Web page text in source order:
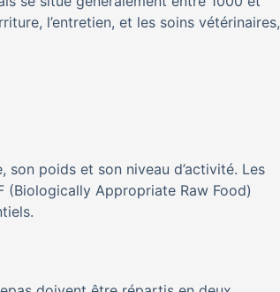
l’entretien, et les soins vétérinaires,
poids et son niveau d’activité. Les
Appropriate Raw Food)